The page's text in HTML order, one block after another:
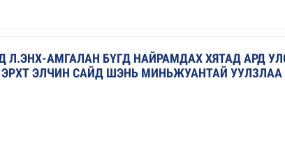
Л.ЭНХ-АМГАЛАН БҮГД НАЙРАМДАХ ХЯТАД АРД
ЭЛЧИН САЙД ШЭНЬ МИНЬЖУАНТАЙ УУЛЗЛАА